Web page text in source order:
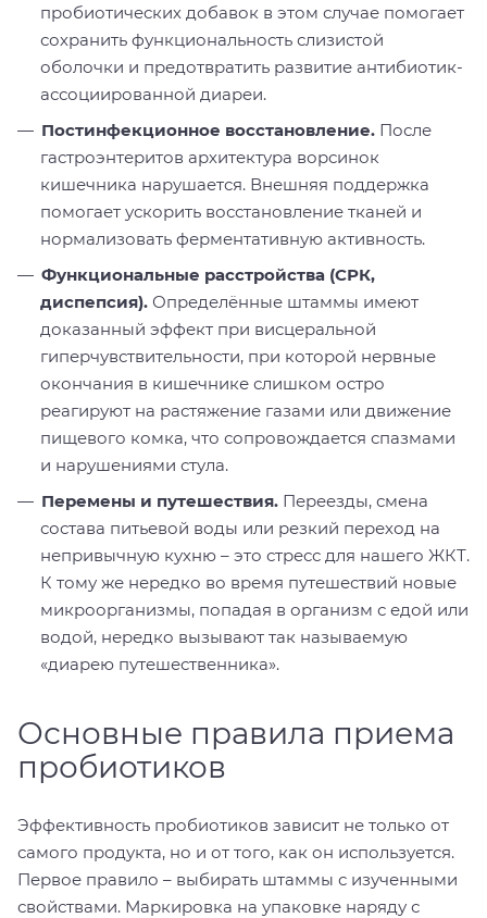
пробиотических добавок в этом случае помогает
сохранить функциональность слизистой
оболочки и предотвратить развитие антибиотик-
ассоциированной диареи.
Постинфекционное восстановление. После
гастроэнтеритов архитектура ворсинок
кишечника нарушается. Внешняя поддержка
помогает ускорить восстановление тканей и
нормализовать ферментативную активность.
Функциональные расстройства (СРК,
диспепсия). Определённые штаммы имеют
доказанный эффект при висцеральной
гиперчувствительности, при которой нервные
окончания в кишечнике слишком остро
реагируют на растяжение газами или движение
пищевого комка, что сопровождается спазмами
и нарушениями стула.
Перемены и путешествия. Переезды, смена
состава питьевой воды или резкий переход на
непривычную кухню – это стресс для нашего ЖКТ.
К тому же нередко во время путешествий новые
микроорганизмы, попадая в организм с едой или
водой, нередко вызывают так называемую
«диарею путешественника».
Основные правила приема
пробиотиков
Эффективность пробиотиков зависит не только от
самого продукта, но и от того, как он используется.
Первое правило – выбирать штаммы с изученными
свойствами. Маркировка на упаковке наряду с